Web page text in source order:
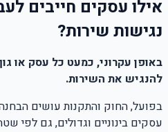
אילו עסקים חייבים
נגישות שירות?
באופן עקרוני, כמעט כל עסק או
להנגיש את השירות.
בפועל, החוק והתקנות עושים
עסקים בינוניים וגדולים, גם לפי